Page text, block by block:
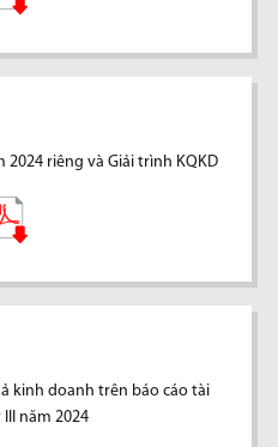
2024 riêng và Giải trình KQKD
kinh doanh trên báo cáo tài
năm 2024